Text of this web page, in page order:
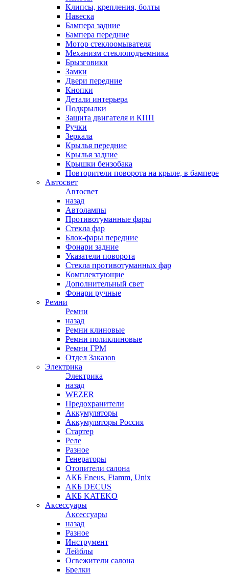
Клипсы, крепления, болты
Навеска
Бампера задние
Бампера передние
Мотор стеклоомывателя
Механизм стеклоподъемника
Брызговики
Замки
Двери передние
Кнопки
Детали интерьера
Подкрылки
Защита двигателя и КПП
Ручки
Зеркала
Крылья передние
Крылья задние
Крышки бензобака
Повторители поворота на крыле, в бампере
Автосвет
Автосвет
назад
Автолампы
Противотуманные фары
Стекла фар
Блок-фары передние
Фонари задние
Указатели поворота
Стекла противотуманных фар
Комплектующие
Дополнительный свет
Фонари ручные
Ремни
Ремни
назад
Ремни клиновые
Ремни поликлиновые
Ремни ГРМ
Отдел Заказов
Электрика
Электрика
назад
WEZER
Предохранители
Аккумуляторы
Аккумуляторы Россия
Стартер
Реле
Разное
Генераторы
Отопители салона
АКБ Eneus, Fiamm, Unix
АКБ DECUS
АКБ KATEKO
Аксессуары
Аксессуары
назад
Разное
Инструмент
Лейблы
Освежители салона
Брелки